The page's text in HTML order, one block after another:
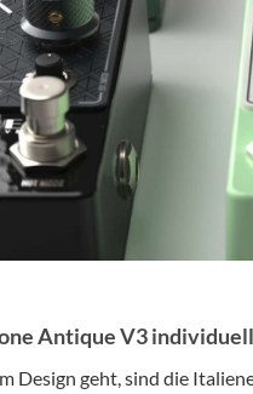
Antique V3
Design geht, sind die